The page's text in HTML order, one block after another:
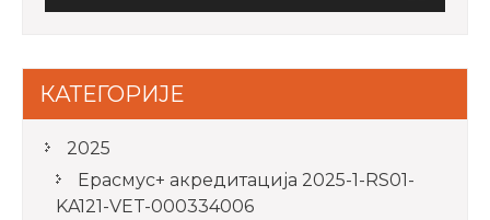
КАТЕГОРИЈЕ
2025
Ерасмус+ акредитацијa 2025-1-RS01-
KA121-VET-000334006